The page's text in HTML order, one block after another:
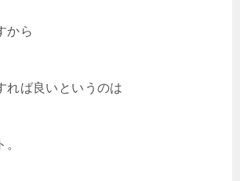
から
れば良いというのは